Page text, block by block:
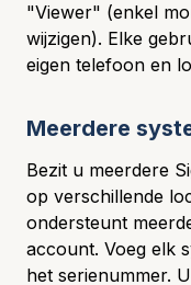
"Viewer" (enkel
wijzigen). Elke
eigen telefoon en
Meerdere
Bezit u meerdere
op verschillende
ondersteunt
account. Voeg elk
het serienummer.